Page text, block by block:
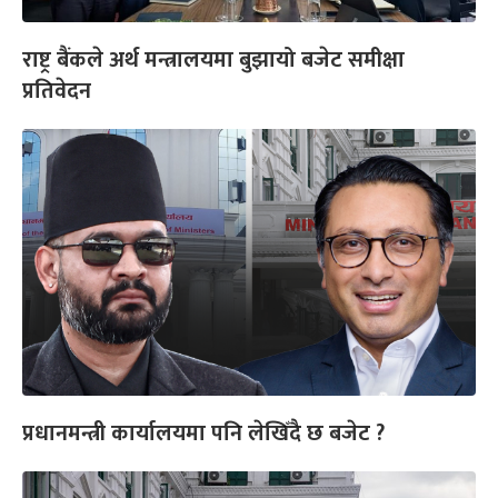
राष्ट्र बैंकले अर्थ मन्त्रालयमा बुझायो बजेट समीक्षा
प्रतिवेदन
प्रधानमन्त्री कार्यालयमा पनि लेखिँदै छ बजेट ?